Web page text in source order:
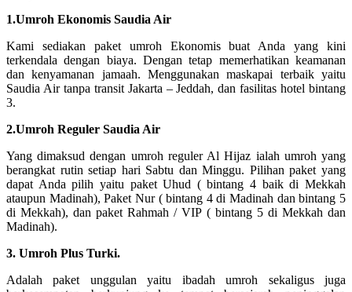
1.Umroh Ekonomis Saudia Air
Kami sediakan paket umroh Ekonomis buat Anda yang kini
terkendala dengan biaya. Dengan tetap memerhatikan keamanan
dan kenyamanan jamaah. Menggunakan maskapai terbaik yaitu
Saudia Air tanpa transit Jakarta – Jeddah, dan fasilitas hotel bintang
3.
2.Umroh Reguler Saudia Air
Yang dimaksud dengan umroh reguler Al Hijaz ialah umroh yang
berangkat rutin setiap hari Sabtu dan Minggu. Pilihan paket yang
dapat Anda pilih yaitu paket Uhud ( bintang 4 baik di Mekkah
ataupun Madinah), Paket Nur ( bintang 4 di Madinah dan bintang 5
di Mekkah), dan paket Rahmah / VIP ( bintang 5 di Mekkah dan
Madinah).
3. Umroh Plus Turki.
Adalah paket unggulan yaitu ibadah umroh sekaligus juga